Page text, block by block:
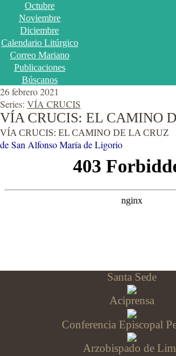
Octubre
Noviembre
Diciembre
Calendario Litúrgico
Correo Mariano
Publicaciones
Búscanos
26 febrero 2021
Series: VÍA CRUCIS
VÍA CRUCIS: EL CAMINO
VÍA CRUCIS: EL CAMINO DE LA CRUZ
de San Alfonso María de Ligorio
Santa Sede
Aciprensa
Conferencia Episcopal
Arzobispado de